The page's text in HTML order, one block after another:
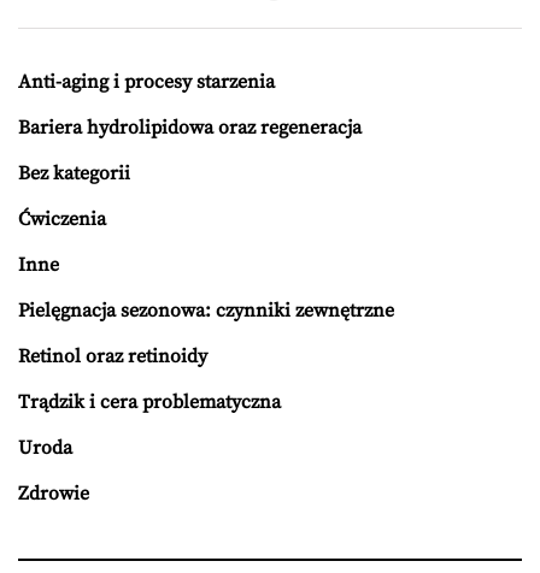
Anti-aging i procesy starzenia
Bariera hydrolipidowa oraz regeneracja
Bez kategorii
Ćwiczenia
Inne
Pielęgnacja sezonowa: czynniki zewnętrzne
Retinol oraz retinoidy
Trądzik i cera problematyczna
Uroda
Zdrowie